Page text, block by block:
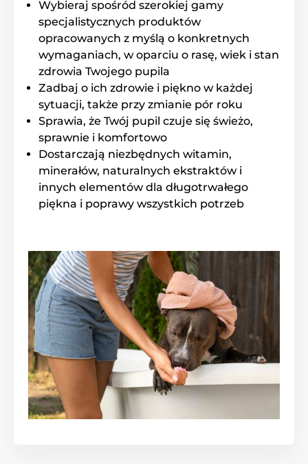
Linalool)
Produkt znajduje się w kategoriach
Inne Kosmetyki
Pielęgnacja sierści psa Szampony
Szmpony dla psów Menforsan
Kosmetyki
Wybieraj spośród szerokiej gamy
specjalistycznych produktów
opracowanych z myślą o konkretnych
wymaganiach, w oparciu o rasę, wiek i stan
zdrowia Twojego pupila
Zadbaj o ich zdrowie i piękno w każdej
sytuacji, także przy zmianie pór roku
Sprawia, że Twój pupil czuje się świeżo,
sprawnie i komfortowo
Dostarczają niezbędnych witamin,
minerałów, naturalnych ekstraktów i
innych elementów dla długotrwałego
piękna i poprawy wszystkich potrzeb